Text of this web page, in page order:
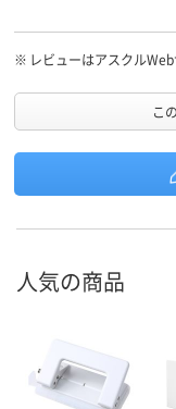
※ レビューはアスクルWeb
こ
人気の商品